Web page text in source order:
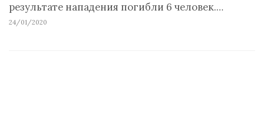
результате нападения погибли 6 человек.…
24/01/2020